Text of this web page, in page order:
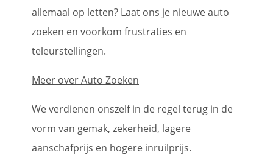
allemaal op letten? Laat ons je nieuwe auto
zoeken en voorkom frustraties en
teleurstellingen.
Meer over Auto Zoeken
We verdienen onszelf in de regel terug in de
vorm van gemak, zekerheid, lagere
aanschafprijs en hogere inruilprijs.